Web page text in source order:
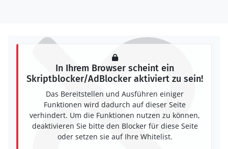
In Ihrem Browser scheint ein
Skriptblocker/AdBlocker aktiviert zu sein!
Das Bereitstellen und Ausführen einiger
Funktionen wird dadurch auf dieser Seite
verhindert. Um die Funktionen nutzen zu können,
deaktivieren Sie bitte den Blocker für diese Seite
oder setzen sie auf Ihre Whitelist.